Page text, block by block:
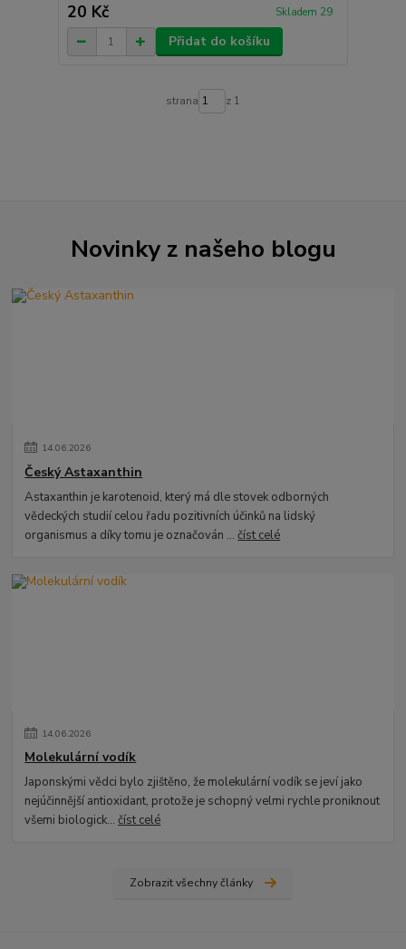
20 Kč Skladem 29
Přidat do košíku
strana z 1
Novinky z našeho blogu
14.06.2026
Český Astaxanthin
Astaxanthin je karotenoid, který má dle stovek odborných
vědeckých studií celou řadu pozitivních účinků na lidský
organismus a díky tomu je označován ...číst celé
14.06.2026
Molekulární vodík
Japonskými vědci bylo zjištěno, že molekulární vodík se jeví jako
nejúčinnější antioxidant, protože je schopný velmi rychle proniknout
všemi biologick...číst celé
Zobrazit všechny články